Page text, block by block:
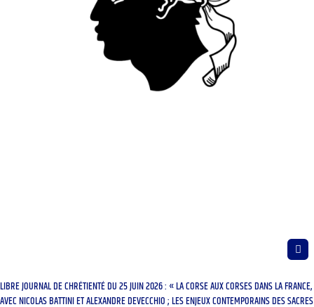
LIBRE JOURNAL DE CHRÉTIENTÉ DU 25 JUIN 2026 : « LA CORSE AUX CORSES DANS LA FRANCE,
AVEC NICOLAS BATTINI ET ALEXANDRE DEVECCHIO ; LES ENJEUX CONTEMPORAINS DES SACRES